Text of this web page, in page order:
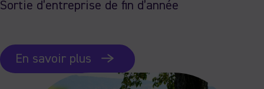
Sortie d’entreprise de fin d’année
En savoir plus